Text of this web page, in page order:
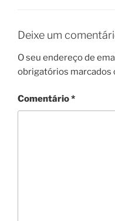
Deixe um
O seu endereço de
obrigatórios marcados
Comentário*